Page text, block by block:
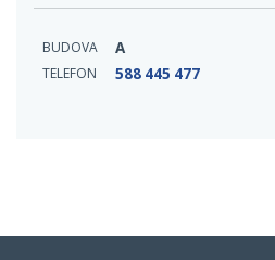
BUDOVA A
TELEFON 588 445 477